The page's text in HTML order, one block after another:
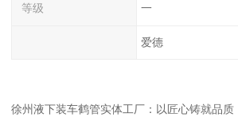
等级 一
爱德
徐州液下装车鹤管实体工厂：以匠心铸就品